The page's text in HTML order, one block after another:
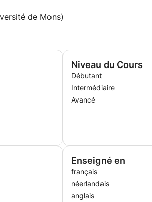
de Mons)
Niveau du Cours
Débutant
Intermédiaire
Avancé
Enseigné en
français
néerlandais
anglais